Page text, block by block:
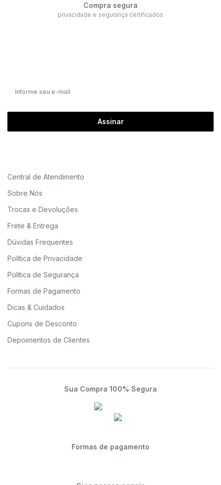
Compra segura
privacidade e segurança certificados
Assinar
Central de Atendimento
Sobre Nós
Trocas e Devoluções
Frete & Entrega
Dúvidas Frequentes
Política de Privacidade
Política de Segurança
Formas de Pagamento
Dicas & Cuidados
Cupons de Desconto
Depoimentos de Clientes
Sua Compra 100% Segura
Formas de pagamento